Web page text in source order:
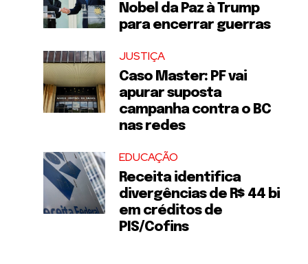
Nobel da Paz à Trump
para encerrar guerras
JUSTIÇA
Caso Master: PF vai
apurar suposta
campanha contra o BC
nas redes
EDUCAÇÃO
Receita identifica
divergências de R$ 44 bi
em créditos de
PIS/Cofins